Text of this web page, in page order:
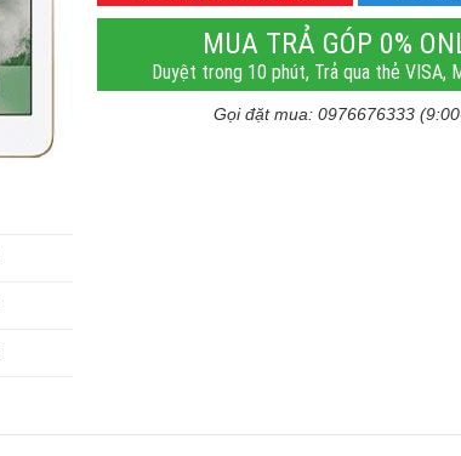
MUA TRẢ GÓP 0%
Duyệt trong 10 phút, Trả qua thẻ VISA,
Gọi đặt mua: 0976676333